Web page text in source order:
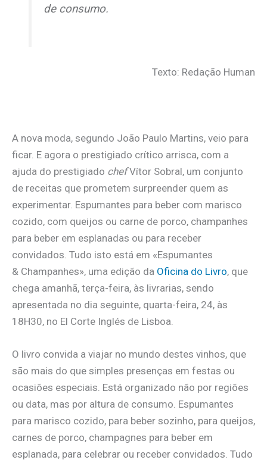
de consumo.
Texto: Redação Human
A nova moda, segundo João Paulo Martins, veio para
ficar. E agora o prestigiado crítico arrisca, com a
ajuda do prestigiado chefVítor Sobral, um conjunto
de receitas que prometem surpreender quem as
experimentar. Espumantes para beber com marisco
cozido, com queijos ou carne de porco, champanhes
para beber em esplanadas ou para receber
convidados. Tudo isto está em «Espumantes
& Champanhes», uma edição da Oficina do Livro, que
chega amanhã, terça-feira, às livrarias, sendo
apresentada no dia seguinte, quarta-feira, 24, às
18H30, no El Corte Inglés de Lisboa.
O livro convida a viajar no mundo destes vinhos, que
são mais do que simples presenças em festas ou
ocasiões especiais. Está organizado não por regiões
ou data, mas por altura de consumo. Espumantes
para marisco cozido, para beber sozinho, para queijos,
carnes de porco, champagnes para beber em
esplanada, para celebrar ou receber convidados. Tudo